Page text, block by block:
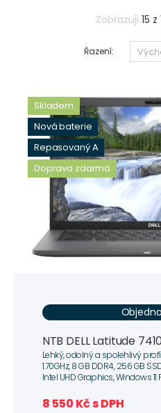
Zobrazuji 15 z
Řazení:
Skladem
Nová baterie
Repasovaný A
Doprava zdarma
NTB DELL Latitude
Lehký, odolný a spolehlivý
1.70GHz, 8 GB DDR4, 256 GB
Intel UHD Graphics, Windows
8 550 Kč s DPH